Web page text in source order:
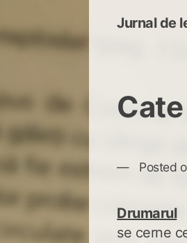
Jurnal de
Posted
Drumarul
se cerne